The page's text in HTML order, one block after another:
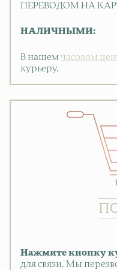
ПЕРЕВОДОМ НА
НАЛИЧНЫМИ:
В нашем часовом
курьеру.
Нажмите кнопку
для связи. Мы